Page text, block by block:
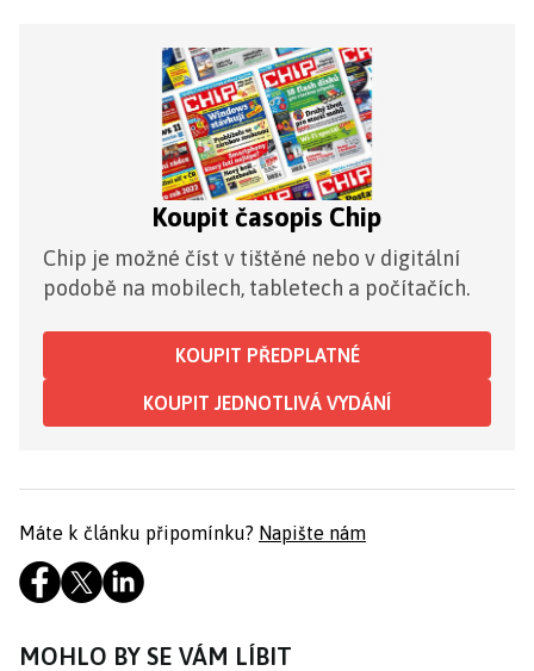
Koupit časopis Chip
Chip je možné číst v tištěné nebo v digitální
podobě na mobilech, tabletech a počítačích.
KOUPIT PŘEDPLATNÉ
KOUPIT JEDNOTLIVÁ VYDÁNÍ
Máte k článku připomínku? Napište nám
MOHLO BY SE VÁM LÍBIT